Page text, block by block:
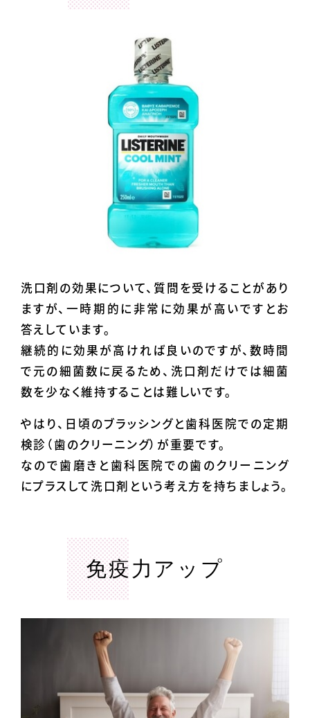
洗口剤の効果について、質問を受けることがあり
ますが、一時期的に非常に効果が高いですとお
答えしています。
継続的に効果が高ければ良いのですが、数時間
で元の細菌数に戻るため、洗口剤だけでは細菌
数を少なく維持することは難しいです。
やはり、日頃のブラッシングと歯科医院での定期
検診（歯のクリーニング）が重要です。
なので歯磨きと歯科医院での歯のクリーニング
にプラスして洗口剤という考え方を持ちましょう。
免疫力アップ